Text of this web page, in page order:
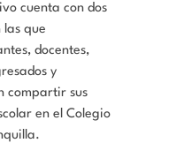
cuenta con dos
las que
docentes,
y
compartir sus
en el Colegio